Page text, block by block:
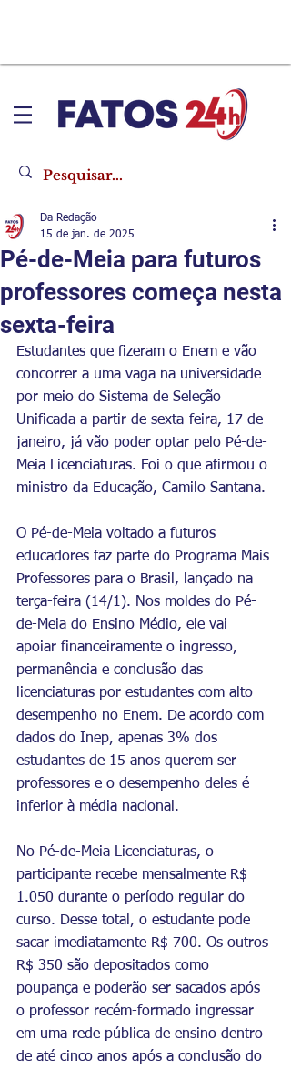
Pé-de-Meia para futuros
professores começa nesta
sexta-feira
Da Redação
15 de jan. de 2025
Estudantes que fizeram o Enem e vão
concorrer a uma vaga na universidade
por meio do Sistema de Seleção
Unificada a partir de sexta-feira, 17 de
janeiro, já vão poder optar pelo Pé-de-
Meia Licenciaturas. Foi o que afirmou o
ministro da Educação, Camilo Santana.
O Pé-de-Meia voltado a futuros
educadores faz parte do Programa Mais
Professores para o Brasil, lançado na
terça-feira (14/1). Nos moldes do Pé-
de-Meia do Ensino Médio, ele vai
apoiar financeiramente o ingresso,
permanência e conclusão das
licenciaturas por estudantes com alto
desempenho no Enem. De acordo com
dados do Inep, apenas 3% dos
estudantes de 15 anos querem ser
professores e o desempenho deles é
inferior à média nacional.
No Pé-de-Meia Licenciaturas, o
participante recebe mensalmente R$
1.050 durante o período regular do
curso. Desse total, o estudante pode
sacar imediatamente R$ 700. Os outros
R$ 350 são depositados como
poupança e poderão ser sacados após
o professor recém-formado ingressar
em uma rede pública de ensino dentro
de até cinco anos após a conclusão do